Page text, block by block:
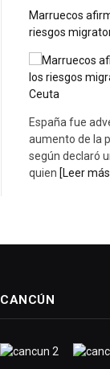
Marruecos
riesgos
España fue
aumento de la
según declaró
quien [Leer
CANCÚN